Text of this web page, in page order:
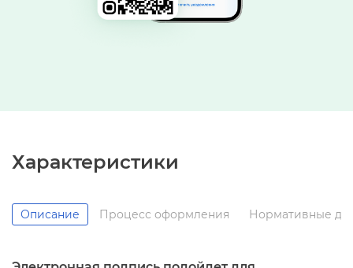
Характеристики
Описание Процесс оформления Нормативные